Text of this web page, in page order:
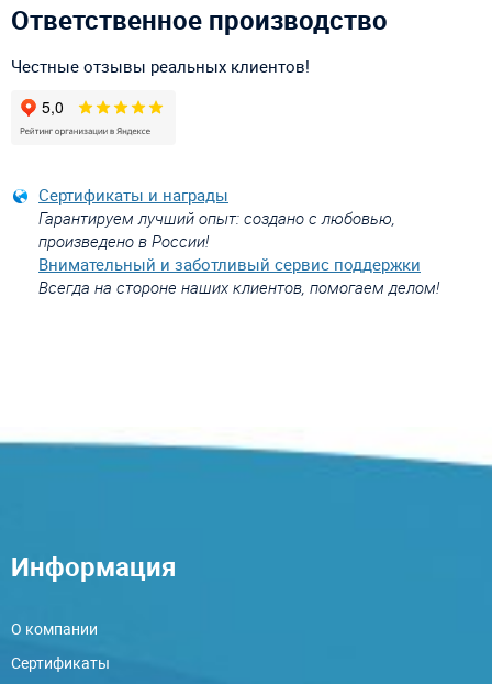
Ответственное производство
Честные отзывы реальных клиентов!
Сертификаты и награды
Гарантируем лучший опыт: создано с любовью,
произведено в России!
Внимательный и заботливый сервис поддержки
Всегда на стороне наших клиентов, помогаем делом!
Информация
О компании
Сертификаты